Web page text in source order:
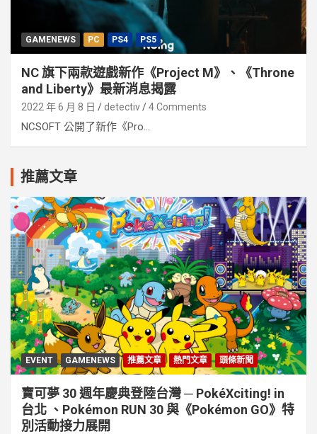
GAMENEWS PC PS4 PS5
NC 旗下兩款遊戲新作《Project M》、《Throne
and Liberty》最新消息揭露
2022 年 6 月 8 日 detectiv 4 Comments
NCSOFT 公開了新作《Pro...
推薦文章
EVENT GAMENEWS 推薦文章 熱門文章 頭條新聞
寶可夢 30 週年慶典登陸台灣 ─ PokéXciting! in
台北 、Pokémon RUN 30 與《Pokémon GO》特
別活動接⼒展開